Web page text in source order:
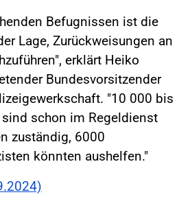
Befugnissen ist die
Lage, Zurückweisungen an
erklärt Heiko
Bundesvorsitzender
"10 000 bis
schon im Regeldienst
zuständig, 6000
könnten aushelfen."